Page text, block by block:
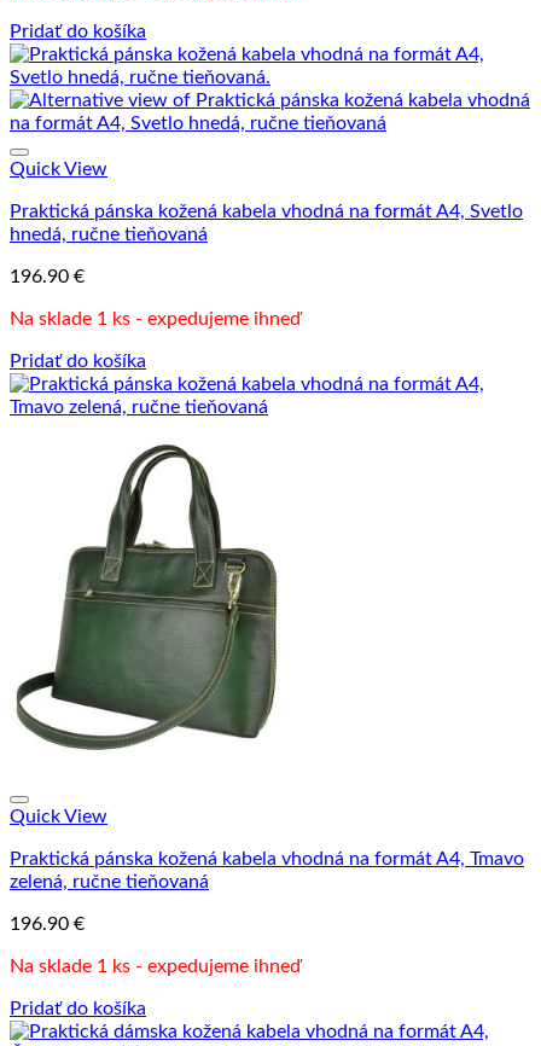
Pridať do košíka
Quick View
Praktická pánska kožená kabela vhodná na formát A4, Svetlo
hnedá, ručne tieňovaná
196.90 €
Na sklade 1 ks - expedujeme ihneď
Pridať do košíka
Quick View
Praktická pánska kožená kabela vhodná na formát A4, Tmavo
zelená, ručne tieňovaná
196.90 €
Na sklade 1 ks - expedujeme ihneď
Pridať do košíka